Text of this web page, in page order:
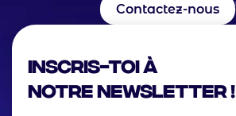
Contactez-nous
Inscris-toi à
notre Newsletter !